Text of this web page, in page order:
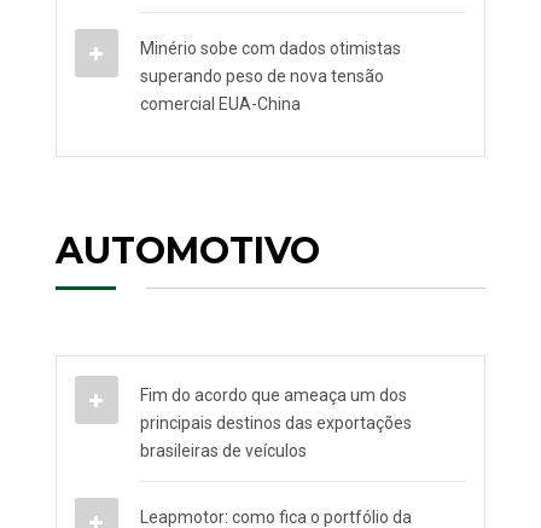
Minério sobe com dados otimistas
superando peso de nova tensão
comercial EUA-China
AUTOMOTIVO
Fim do acordo que ameaça um dos
principais destinos das exportações
brasileiras de veículos
Leapmotor: como fica o portfólio da